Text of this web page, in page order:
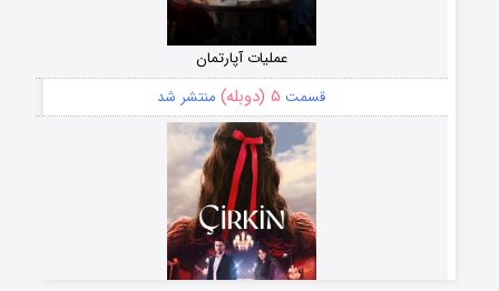
عملیات آپارتمان
قسمت ۵ (دوبله) منتشر شد